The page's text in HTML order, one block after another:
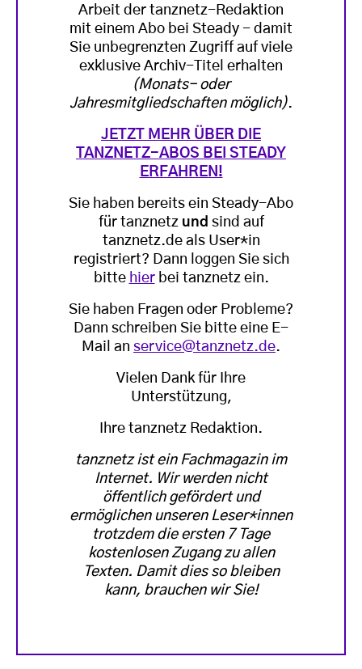
Arbeit der tanznetz-Redaktion
mit einem Abo bei Steady - damit
Sie unbegrenzten Zugriff auf viele
exklusive Archiv-Titel erhalten
(Monats- oder
Jahresmitgliedschaften möglich).
JETZT MEHR ÜBER DIE
TANZNETZ-ABOS BEI STEADY
ERFAHREN!
Sie haben bereits ein Steady-Abo
für tanznetz und sind auf
tanznetz.de als User*in
registriert? Dann loggen Sie sich
bitte hierbei tanznetz ein.
Sie haben Fragen oder Probleme?
Dann schreiben Sie bitte eine E-
Mail an service@tanznetz.de.
Vielen Dank für Ihre
Unterstützung,
Ihre tanznetz Redaktion.
tanznetz ist ein Fachmagazin im
Internet. Wir werden nicht
öffentlich gefördert und
ermöglichen unseren Leser*innen
trotzdem die ersten 7 Tage
kostenlosen Zugang zu allen
Texten. Damit dies so bleiben
kann, brauchen wir Sie!